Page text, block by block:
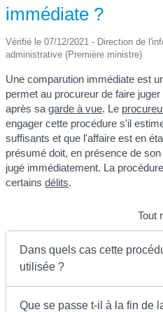
immédiate ?
Vérifié le 07/12/2021 - Direction de
administrative (Première ministre)
Une comparution immédiate est
permet au procureur de faire
après sagarde à vue. Le
engager cette procédure s'il
suffisants et que l'affaire est en
présumé doit, en présence de
jugé immédiatement. La
certainsdélits.
Tout
Dans quels cas cette
utilisée ?
Que se passe t-il à la fin de